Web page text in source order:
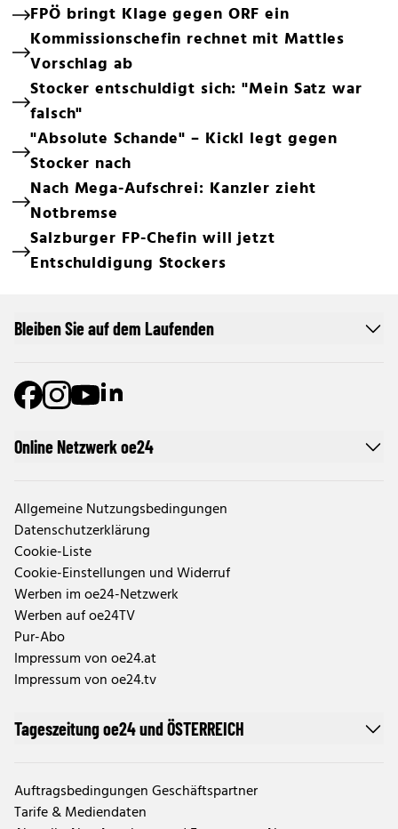
FPÖ bringt Klage gegen ORF ein
Kommissionschefin rechnet mit Mattles
Vorschlag ab
Stocker entschuldigt sich: "Mein Satz war
falsch"
"Absolute Schande" – Kickl legt gegen
Stocker nach
Nach Mega-Aufschrei: Kanzler zieht
Notbremse
Salzburger FP-Chefin will jetzt
Entschuldigung Stockers
Online Netzwerk oe24
Allgemeine Nutzungsbedingungen
Datenschutzerklärung
Cookie-Liste
Cookie-Einstellungen und Widerruf
Werben im oe24-Netzwerk
Werben auf oe24TV
Pur-Abo
Impressum von oe24.at
Impressum von oe24.tv
Tageszeitung oe24 und ÖSTERREICH
Auftragsbedingungen Geschäftspartner
Tarife & Mediendaten
Bleiben Sie auf dem Laufenden